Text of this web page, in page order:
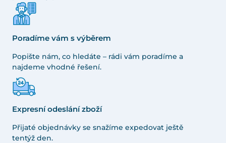
Poradíme vám s výběrem
Popište nám, co hledáte – rádi vám poradíme a
najdeme vhodné řešení.
Expresní odeslání zboží
Přijaté objednávky se snažíme expedovat ještě
tentýž den.